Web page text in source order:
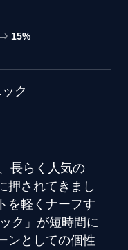
⇒ 15%
ク
長らく人気の
押されてきまし
を軽くナーフす
ク」が短時間に
ンとしての個性